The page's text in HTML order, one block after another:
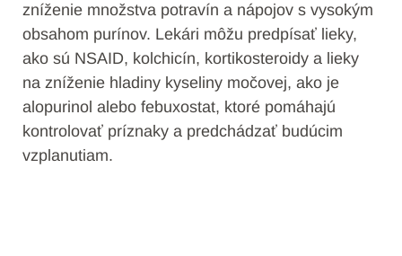
zníženie množstva potravín a nápojov s vysokým
obsahom purínov. Lekári môžu predpísať lieky,
ako sú NSAID, kolchicín, kortikosteroidy a lieky
na zníženie hladiny kyseliny močovej, ako je
alopurinol alebo febuxostat, ktoré pomáhajú
kontrolovať príznaky a predchádzať budúcim
vzplanutiam.